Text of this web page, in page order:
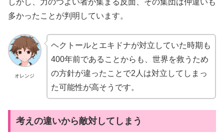
多かったことが判明しています。
オレンジ
ヘクトールとエキドナが対立していた時期も
400年前であることからも、世界を救うため
の方針が違ったことで2人は対立してしまっ
た可能性が高そうです。
考えの違いから敵対してしまう